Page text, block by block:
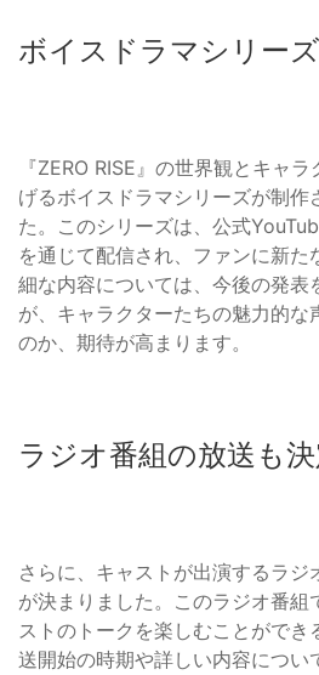
ボイスドラマシリー
『ZERO RISE』の世界観とキャ
げるボイスドラマシリーズが制作
た。このシリーズは、公式
を通じて配信され、ファンに新
細な内容については、今後の発表
が、キャラクターたちの魅力的な
のか、期待が高まります。
ラジオ番組の放送も
さらに、キャストが出演するラジ
が決まりました。このラジオ番組
ストのトークを楽しむことができ
送開始の時期や詳しい内容につい